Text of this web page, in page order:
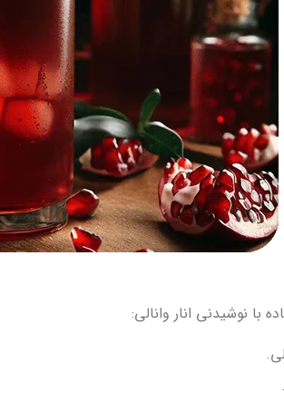
با نوشیدنی انار وانالی: